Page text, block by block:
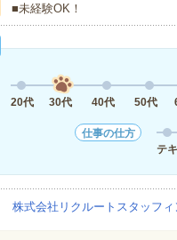
■未経験OK！
20代
30代 40代 50代
仕事の仕方
テ
株式会社リクルートスタッフィ